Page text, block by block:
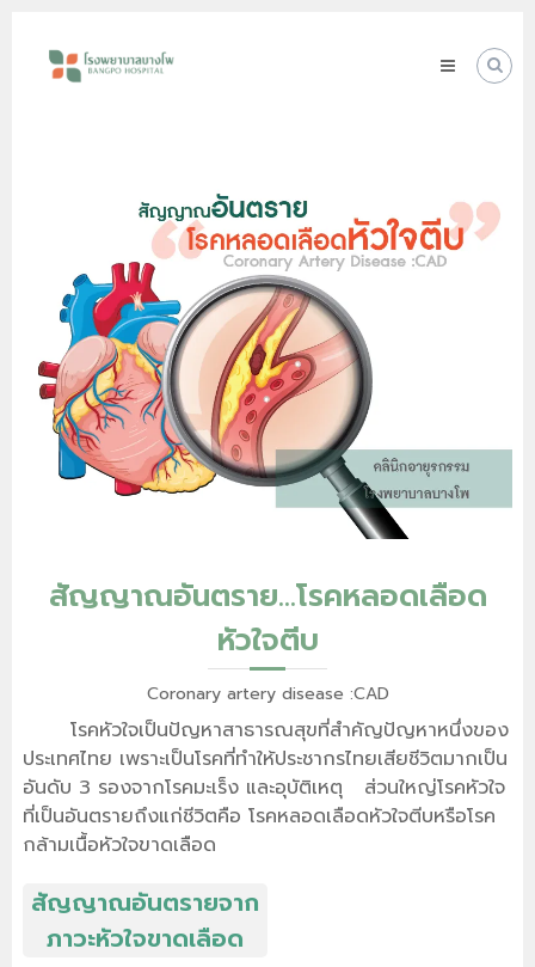
contentพยาบาล
สัญญาณอันตราย...โรคหลอดเลือด
หัวใจตีบ
Coronary artery disease :CAD
โรคหัวใจเป็นปัญหาสาธารณสุขที่สำคัญปัญหาหนึ่งของ
ประเทศไทย เพราะเป็นโรคที่ทำให้ประชากรไทยเสียชีวิตมากเป็น
อันดับ 3 รองจากโรคมะเร็ง และอุบัติเหตุ ส่วนใหญ่โรคหัวใจ
ที่เป็นอันตรายถึงแก่ชีวิตคือ โรคหลอดเลือดหัวใจตีบหรือโรค
กล้ามเนื้อหัวใจขาดเลือด
สัญญาณอันตรายจาก
ภาวะหัวใจขาดเลือด